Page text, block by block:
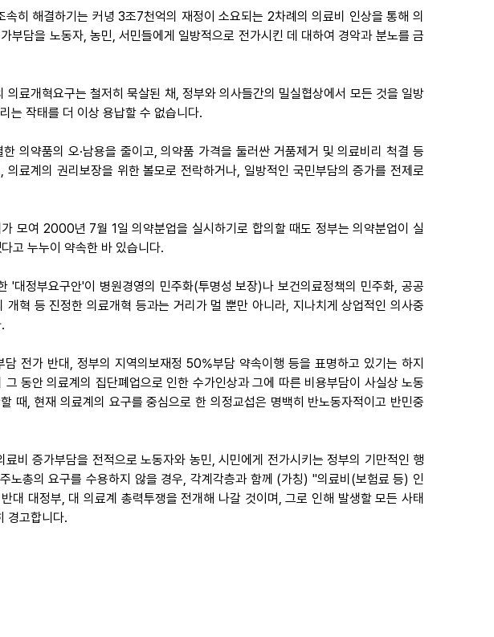
히 해결하기는 커녕 3조7천억의 재정이 소요되는 2차례의 의료비 인상을 통해 의
부담을 노동자, 농민, 서민들에게 일방적으로 전가시킨 데 대하여 경악과 분노를 금
료개혁요구는 철저히 묵살된 채, 정부와 의사들간의 밀실협상에서 모든 것을 일방
는 작태를 더 이상 용납할 수 없습니다.
의약품의 오·남용을 줄이고, 의약품 가격을 둘러싼 거품제거 및 의료비리 척결 등
료계의 권리보장을 위한 볼모로 전락하거나, 일방적인 국민부담의 증가를 전제로
모여 2000년 7월 1일 의약분업을 실시하기로 합의할 때도 정부는 의약분업이 실
고 누누이 약속한 바 있습니다.
'대정부요구안'이 병원경영의 민주화(투명성 보장)나 보건의료정책의 민주화, 공공
혁 등 진정한 의료개혁 등과는 거리가 멀 뿐만 아니라, 지나치게 상업적인 의사중
전가 반대, 정부의 지역의보재정 50%부담 약속이행 등을 표명하고 있기는 하지
동안 의료계의 집단폐업으로 인한 수가인상과 그에 따른 비용부담이 사실상 노동
때, 현재 의료계의 요구를 중심으로 한 의정교섭은 명백히 반노동자적이고 반민중
비 증가부담을 전적으로 노동자와 농민, 시민에게 전가시키는 정부의 기만적인 행
노총의 요구를 수용하지 않을 경우, 각계각층과 함께 (가칭) "의료비(보험료 등) 인
대 대정부, 대 의료계 총력투쟁을 전개해 나갈 것이며, 그로 인해 발생할 모든 사태
경고합니다.